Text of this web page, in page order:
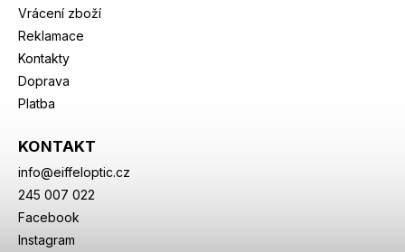
Vrácení zboží
Reklamace
Kontakty
Doprava
Platba
KONTAKT
info@eiffeloptic.cz
245 007 022
Facebook
Instagram